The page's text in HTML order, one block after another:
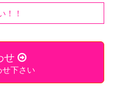
！！
せ
せ下さい